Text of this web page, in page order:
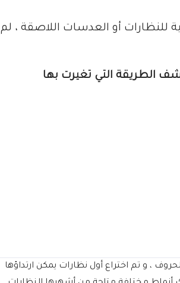
أو العدسات اللاصقة ، لم
الطريقة التي تغيرت بها
الحروف ، و تم اختراع أول نظارات يمكن ارتداؤها